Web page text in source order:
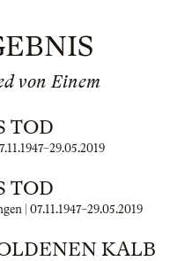
von Einem
TOD
–29.05.2019
TOD
| 07.11.1947–29.05.2019
KALB